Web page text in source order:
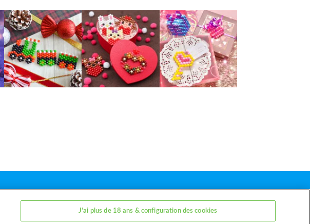
Pour les parents Contact
J'ai plus de 18 ans & configuration des cookies